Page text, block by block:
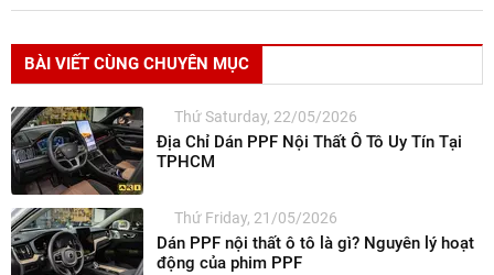
BÀI VIẾT CÙNG CHUYÊN MỤC
Thứ Saturday, 22/05/2026
Địa Chỉ Dán PPF Nội Thất Ô Tô Uy Tín Tại
TPHCM
Thứ Friday, 21/05/2026
Dán PPF nội thất ô tô là gì? Nguyên lý hoạt
động của phim PPF